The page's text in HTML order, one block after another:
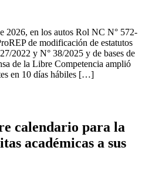
2026, en los autos Rol NC N° 572-
de modificación de estatutos
2022 y N° 38/2025 y de bases de
de la Libre Competencia amplió
en 10 días hábiles […]
calendario para la
académicas a sus